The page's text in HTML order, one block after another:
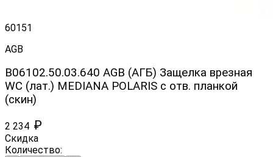
60151
AGB
B06102.50.03.640 AGB (АГБ) Защелка врезная
WC (лат.) MEDIANA POLARIS с отв. планкой
(скин)
2 234 ₽
Скидка
Количество: